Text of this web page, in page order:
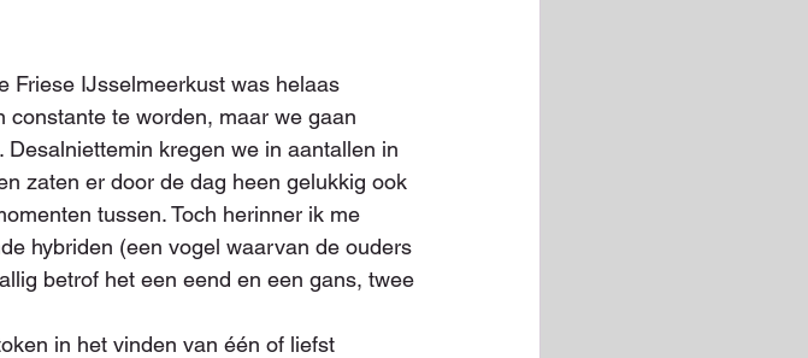
Friese IJsselmeerkust was helaas
te worden, maar we gaan
kregen we in aantallen in
zaten er door de dag heen gelukkig ook
tussen. Toch herinner ik me
hybriden (een vogel waarvan de ouders
betrof het een eend en een gans, twee
in het vinden van één of liefst